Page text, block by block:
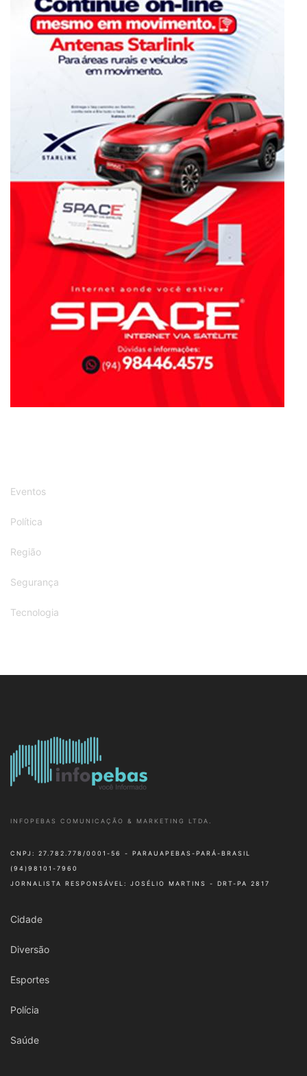
Eventos
Política
Região
Segurança
Tecnologia
INFOPEBAS COMUNICAÇÃO & MARKETING LTDA.
CNPJ: 27.782.778/0001-56 - PARAUAPEBAS-PARÁ-BRASIL
(94)98101-7960
JORNALISTA RESPONSÁVEL: JOSÉLIO MARTINS - DRT-PA 2817
Cidade
Diversão
Esportes
Polícia
Saúde